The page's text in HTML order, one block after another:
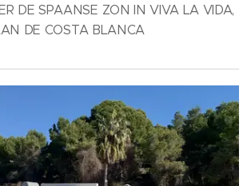
DE SPAANSE ZON IN VIVA LA VIDA,
DE COSTA BLANCA